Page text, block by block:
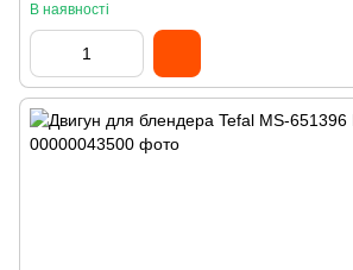
В наявності